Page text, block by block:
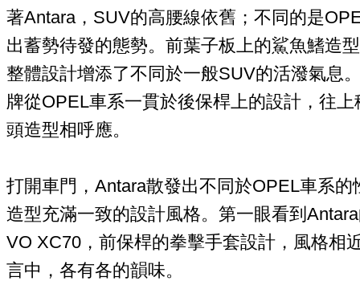
著Antara，SUV的高腰線依舊；不同的是
出蓄勢待發的態勢。前葉子板上的鯊魚鰭造
整體設計增添了不同於一般SUV的活潑氣息
牌從OPEL車系一貫於後保桿上的設計，往
頭造型相呼應。
打開車門，Antara散發出不同於OPEL車系
造型充滿一致的設計風格。第一眼看到
VO XC70，前保桿的拳擊手套設計，風格相
言中，各有各的韻味。